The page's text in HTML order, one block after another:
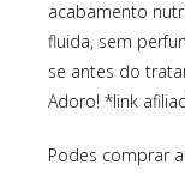
acabamento
fluida, sem
se antes do
Adoro! *link
Podes comprar